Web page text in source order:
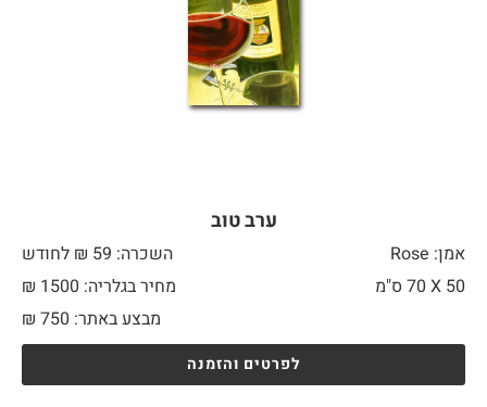
ערב טוב
אמן: Rose
השכרה: 59 ₪ לחודש
50 X
מחיר בגלריה: 1500 ₪
מבצע באתר:
₪ 750
לפרטים והזמנה